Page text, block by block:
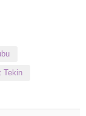
Tekin